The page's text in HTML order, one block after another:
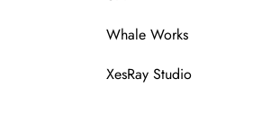
Whale Works
XesRay Studio